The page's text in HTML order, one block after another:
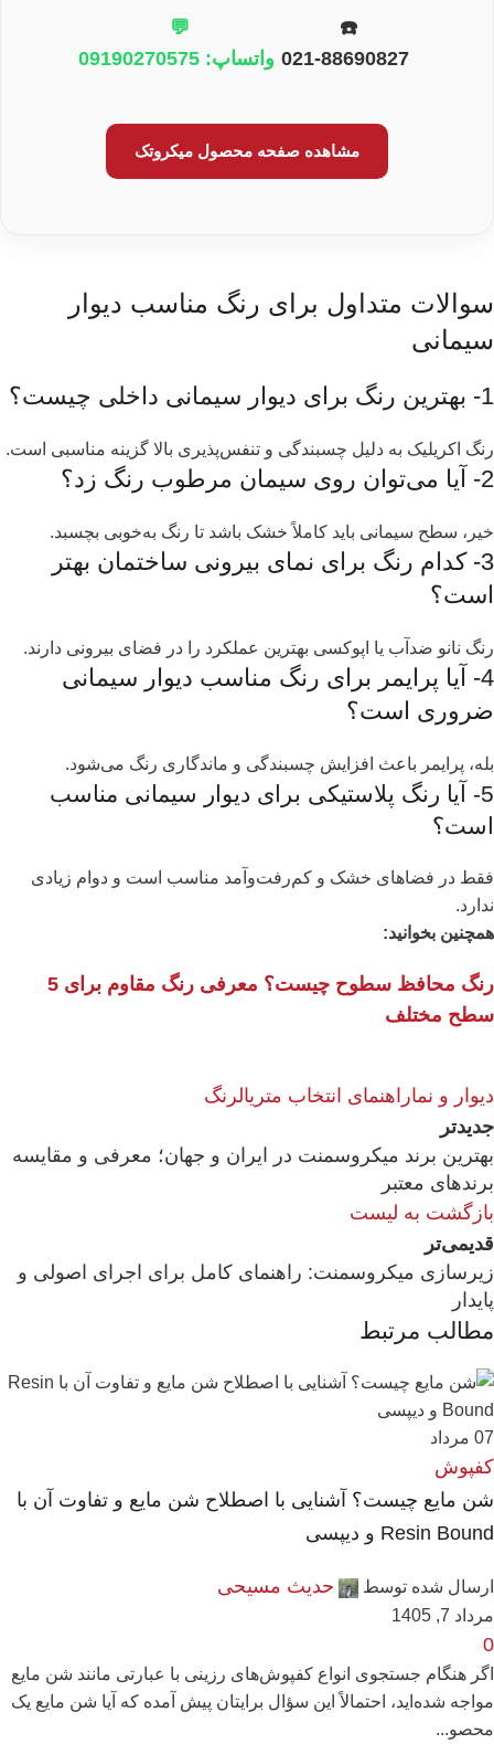
☎️
021-88690827
💬
واتساپ: 09190270575
مشاهده صفحه محصول میکروتک
سوالات متداول برای رنگ مناسب دیوار
سیمانی
1- بهترین رنگ برای دیوار سیمانی داخلی چیست؟
رنگ اکریلیک به دلیل چسبندگی و تنفس‌پذیری بالا گزینه مناسبی است.
2- آیا می‌توان روی سیمان مرطوب رنگ زد؟
خیر، سطح سیمانی باید کاملاً خشک باشد تا رنگ به‌خوبی بچسبد.
3- کدام رنگ برای نمای بیرونی ساختمان بهتر
است؟
رنگ نانو ضدآب یا اپوکسی بهترین عملکرد را در فضای بیرونی دارند.
4- آیا پرایمر برای رنگ مناسب دیوار سیمانی
ضروری است؟
بله، پرایمر باعث افزایش چسبندگی و ماندگاری رنگ می‌شود.
5- آیا رنگ پلاستیکی برای دیوار سیمانی مناسب
است؟
فقط در فضاهای خشک و کم‌رفت‌وآمد مناسب است و دوام زیادی
ندارد.
همچنین بخوانید:
رنگ محافظ سطوح چیست؟ معرفی رنگ مقاوم برای 5
سطح مختلف
دیوار و نماراهنمای انتخاب متریالرنگ
جدیدتر
بهترین برند میکروسمنت در ایران و جهان؛ معرفی و مقایسه
برندهای معتبر
بازگشت به لیست
قدیمی‌تر
زیرسازی میکروسمنت: راهنمای کامل برای اجرای اصولی و
پایدار
مطالب مرتبط
07 مرداد
کفپوش
شن مایع چیست؟ آشنایی با اصطلاح شن مایع و تفاوت آن با
Resin Bound و دیپسی
ارسال شده توسط حدیث مسیحی
مرداد 7, 1405
0
اگر هنگام جستجوی انواع کفپوش‌های رزینی با عبارتی مانند شن مایع
مواجه شده‌اید، احتمالاً این سؤال برایتان پیش آمده که آیا شن مایع یک
محصو...